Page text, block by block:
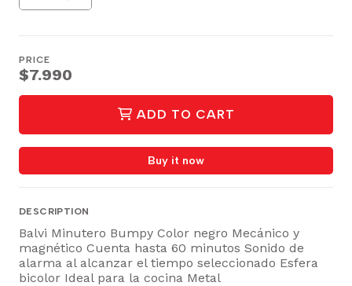
PRICE
$7.990
ADD TO CART
Buy it now
DESCRIPTION
Balvi Minutero Bumpy Color negro Mecánico y
magnético Cuenta hasta 60 minutos Sonido de
alarma al alcanzar el tiempo seleccionado Esfera
bicolor Ideal para la cocina Metal